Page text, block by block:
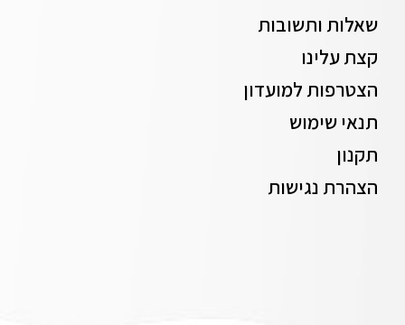
שאלות ותשובות
קצת עלינו
הצטרפות למועדון
תנאי שימוש
תקנון
הצהרת נגישות